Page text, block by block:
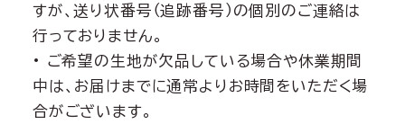
すが、送り状番号（追跡番号）の個別のご連絡は
行っておりません。
• ご希望の生地が欠品している場合や休業期間
中は、お届けまでに通常よりお時間をいただく場
合がございます。